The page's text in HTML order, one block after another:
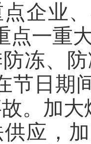
企业
点一重
冻、
节日期
。加大
应，